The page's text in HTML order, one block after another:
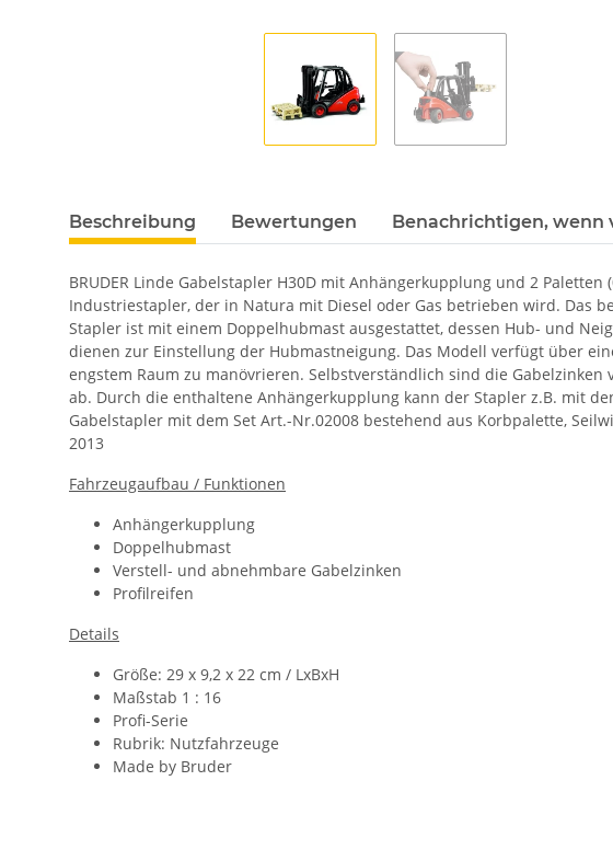
Beschreibung Bewertungen Benachrichtigen, wenn
BRUDER Linde Gabelstapler H30D mit Anhängerkupplung und 2
Industriestapler, der in Natura mit Diesel oder Gas betrieben wird. Das
Stapler ist mit einem Doppelhubmast ausgestattet, dessen Hub- und
dienen zur Einstellung der Hubmastneigung. Das Modell verfügt über
engstem Raum zu manövrieren. Selbstverständlich sind die
ab. Durch die enthaltene Anhängerkupplung kann der Stapler z.B. mit
Gabelstapler mit dem Set Art.-Nr.02008 bestehend aus Korbpalette,
2013
Fahrzeugaufbau / Funktionen
Anhängerkupplung
Doppelhubmast
Verstell- und abnehmbare Gabelzinken
Profilreifen
Details
Größe: 29 x 9,2 x 22 cm / LxBxH
Maßstab 1 : 16
Profi-Serie
Rubrik: Nutzfahrzeuge
Made by Bruder